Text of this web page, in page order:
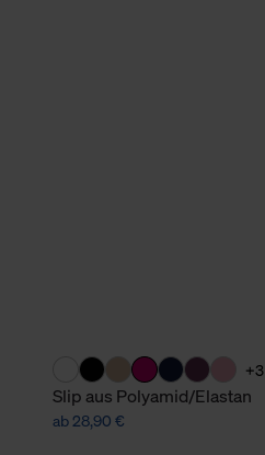
+3
Slip aus Polyamid/Elastan
ab 28,90 €